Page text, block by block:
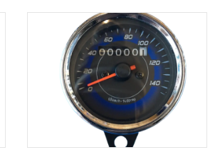
AGGIUNGI AL
CARRELLO